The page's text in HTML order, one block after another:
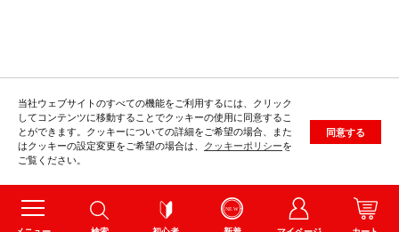
当社ウェブサイトのすべての機能をご利用するには、クリック
してコンテンツに移動することでクッキーの使用に同意するこ
とができます。クッキーについての詳細をご希望の場合、また
はクッキーの設定変更をご希望の場合は、 クッキーポリシーを
ご覧ください。
同意する